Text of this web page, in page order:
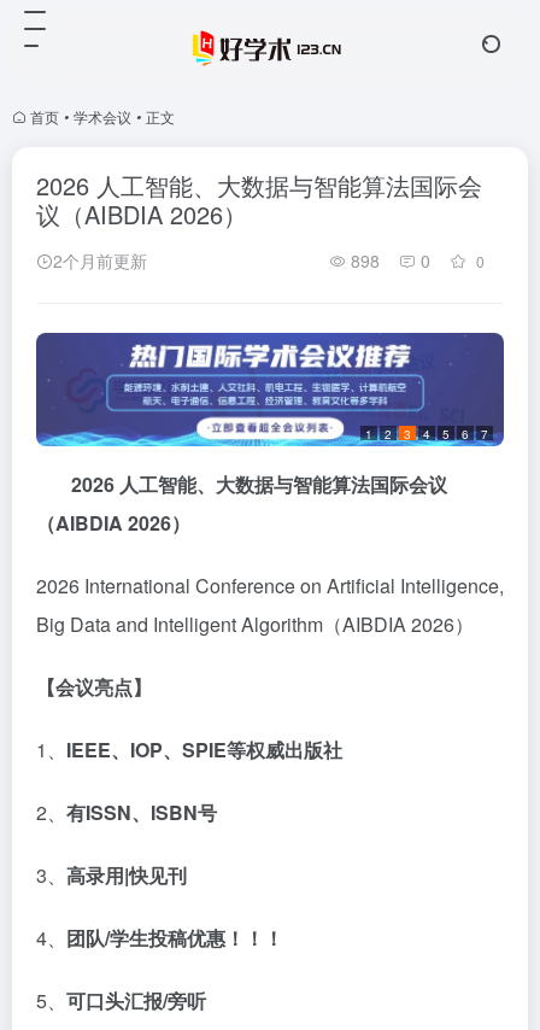
首页 • 学术会议 • 正文
2026 人工智能、大数据与智能算法国际会
议（AIBDIA 2026）
2个月前更新 898 0 0
1 2 3 4 5 6 7
2026 人工智能、大数据与智能算法国际会议
（AIBDIA 2026）
2026 International Conference on Artificial Intelligence,
Big Data and Intelligent Algorithm（AIBDIA 2026）
【会议亮点】
1、 IEEE、 IOP、 SPIE等权威出版社
2、 有ISSN、 ISBN号
3、 高录用|快见刊
4、 团队/学生投稿优惠！！！
5、 可口头汇报/旁听